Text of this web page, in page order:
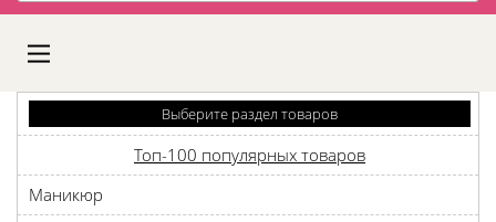
A
C
D
Выберите раздел товаров
Топ-100 популярных товаров
Маникюр